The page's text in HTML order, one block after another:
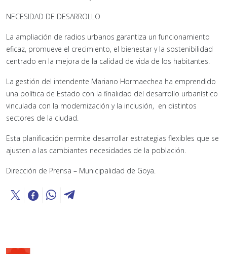
NECESIDAD DE DESARROLLO
La ampliación de radios urbanos garantiza un funcionamiento
eficaz, promueve el crecimiento, el bienestar y la sostenibilidad
centrado en la mejora de la calidad de vida de los habitantes.
La gestión del intendente Mariano Hormaechea ha emprendido
una política de Estado con la finalidad del desarrollo urbanístico
vinculada con la modernización y la inclusión, en distintos
sectores de la ciudad.
Esta planificación permite desarrollar estrategias flexibles que se
ajusten a las cambiantes necesidades de la población.
Dirección de Prensa – Municipalidad de Goya.